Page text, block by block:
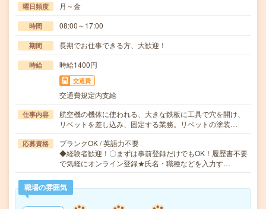
曜日頻度 月～金
時間 08:00～17:00
期間 長期でお仕事できる方、大歓迎！
時給 時給1400円
交通費
交通費規定内支給
仕事内容
航空機の機体に使われる、大きな鉄板に工具で穴を開け、
リベットを差し込み、固定する業務。リベットの塗装…
応募資格
ブランクOK / 英語力不要
◆経験者歓迎！〇まずは事前登録だけでもOK！履歴書不要
で気軽にオンライン登録★氏名・職種などを入力す…
職場の雰囲気